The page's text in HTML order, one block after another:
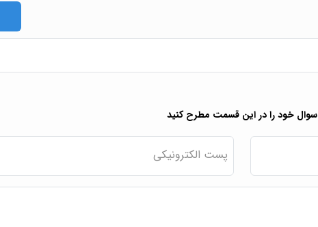
سوال خود را در این قسمت مطرح کنید
پست الکترونیکی